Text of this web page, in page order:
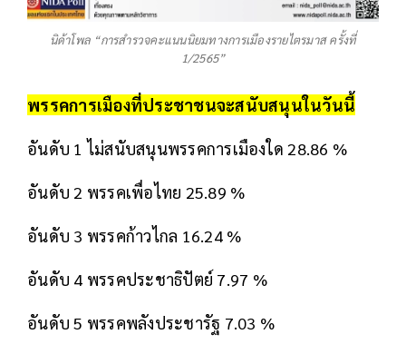
นิด้าโพล “การสำรวจคะแนนนิยมทางการเมืองรายไตรมาส ครั้งที่
1/2565”
พรรคการเมืองที่ประชาชนจะสนับสนุนในวันนี้
อันดับ 1 ไม่สนับสนุนพรรคการเมืองใด 28.86 %
อันดับ 2 พรรคเพื่อไทย 25.89 %
อันดับ 3 พรรคก้าวไกล 16.24 %
อันดับ 4 พรรคประชาธิปัตย์ 7.97 %
อันดับ 5 พรรคพลังประชารัฐ 7.03 %